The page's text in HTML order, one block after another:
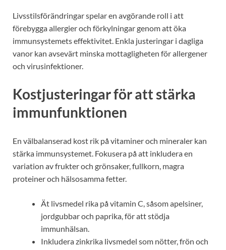
Livsstilsförändringar spelar en avgörande roll i att
förebygga allergier och förkylningar genom att öka
immunsystemets effektivitet. Enkla justeringar i dagliga
vanor kan avsevärt minska mottagligheten för allergener
och virusinfektioner.
Kostjusteringar för att stärka
immunfunktionen
En välbalanserad kost rik på vitaminer och mineraler kan
stärka immunsystemet. Fokusera på att inkludera en
variation av frukter och grönsaker, fullkorn, magra
proteiner och hälsosamma fetter.
Ät livsmedel rika på vitamin C, såsom apelsiner,
jordgubbar och paprika, för att stödja
immunhälsan.
Inkludera zinkrika livsmedel som nötter, frön och